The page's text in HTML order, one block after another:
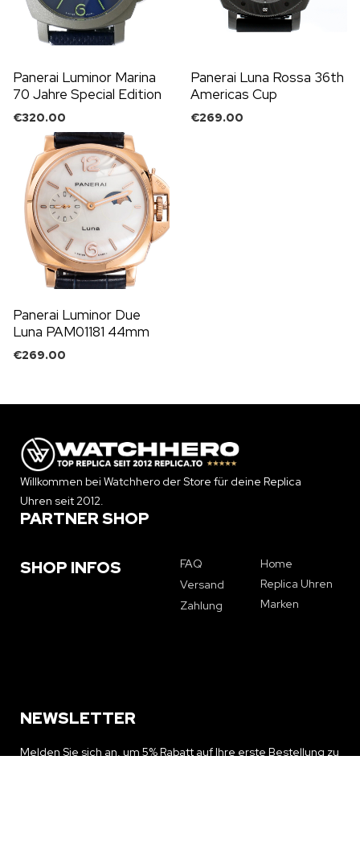
Panerai Luminor Marina
70 Jahre Special Edition
Blau
€320.00
Panerai Luna Rossa 36th
Americas Cup
€269.00
Panerai Luminor Due
Luna PAM01181 44mm
€269.00
Willkommen bei Watchhero der Store für deine Replica
Uhren seit 2012.
PARTNER SHOP
SHOP INFOS
FAQ
Versand
Zahlung
Home
Replica Uhren
Marken
NEWSLETTER
Melden Sie sich an, um 5% Rabatt auf Ihre erste Bestellung zu